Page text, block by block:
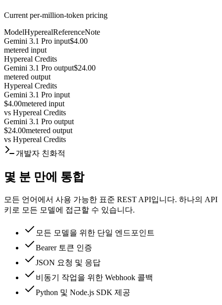
Current per-million-token pricing
ModelHyperealReferenceNote
Gemini 3.1 Pro input$4.00
metered input
Hypereal Credits
Gemini 3.1 Pro output$24.00
metered output
Hypereal Credits
Gemini 3.1 Pro input
$4.00metered input
vs Hypereal Credits
Gemini 3.1 Pro output
$24.00metered output
vs Hypereal Credits
개발자 친화적
몇 분 만에 통합
모든 언어에서 사용 가능한 표준 REST API입니다. 하나의 API
키로 모든 모델에 접근할 수 있습니다.
모든 모델을 위한 단일 엔드포인트
Bearer 토큰 인증
JSON 요청 및 응답
비동기 작업을 위한 Webhook 콜백
Python 및 Node.js SDK 제공